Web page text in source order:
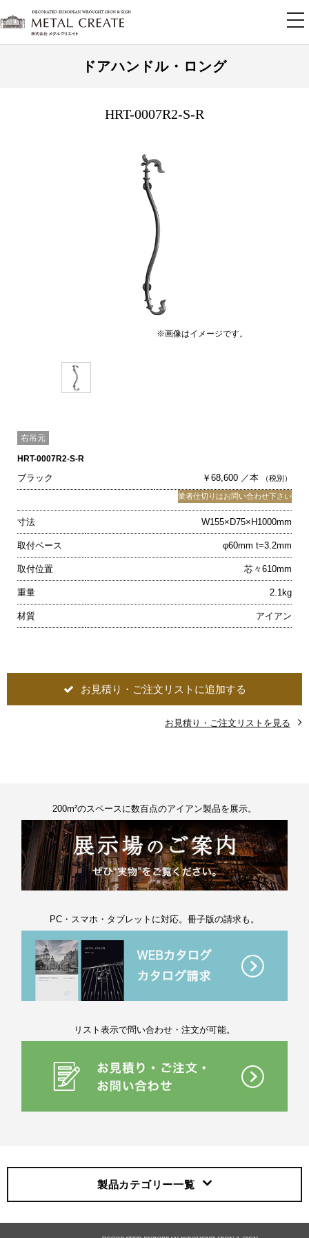
ドアハンドル・ロング
HRT-0007R2-S-R
※画像はイメージです。
右吊元
HRT-0007R2-S-R
ブラック ￥68,600 ／本 （税別）
業者仕切りはお問い合わせ下さい
寸法 W155×D75×H1000mm
取付ベース φ60mm t=3.2mm
取付位置 芯々610mm
重量 2.1kg
材質 アイアン
お見積り・ご注文リストに追加する
お見積り・ご注文リストを見る
200m²のスペースに数百点のアイアン製品を展示。
PC・スマホ・タブレットに対応。冊子版の請求も。
リスト表示で問い合わせ・注文が可能。
製品カテゴリー一覧